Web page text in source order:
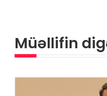
Müəllifin